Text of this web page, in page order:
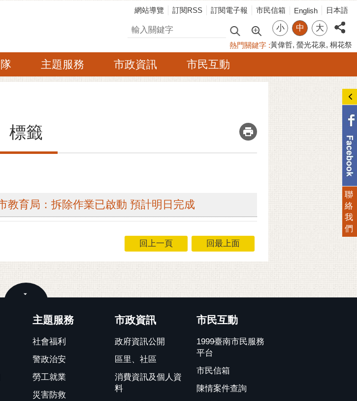
網站導覽 訂閱RSS 訂閱電子報 市民信箱 English 日本語
搜尋 小 中 大
熱門關鍵字 黃偉哲 螢光花泉 桐花祭
主題服務 市政資訊 市民互動
標籤 _
教育局：拆除作業已啟動 預計明日完成
回上一頁 回最上面
主題服務
社會福利
警政治安
勞工就業
災害防救
市政資訊
政府資訊公開
區里、社區
消費資訊及個人資
料
市民互動
1999臺南市民服務
平台
市民信箱
陳情案件查詢
聯
絡
我
們